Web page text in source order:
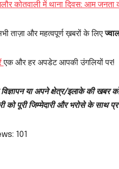
कोतवाली में थाना दिवस: आम
ताज़ा और महत्वपूर्ण ख़बरों के लिए
एक और हर अपडेट आपकी उंगलियों पर!
या अपने क्षेत्र/इलाके की खबर
को पूरी जिम्मेदारी और भरोसे के साथ
101